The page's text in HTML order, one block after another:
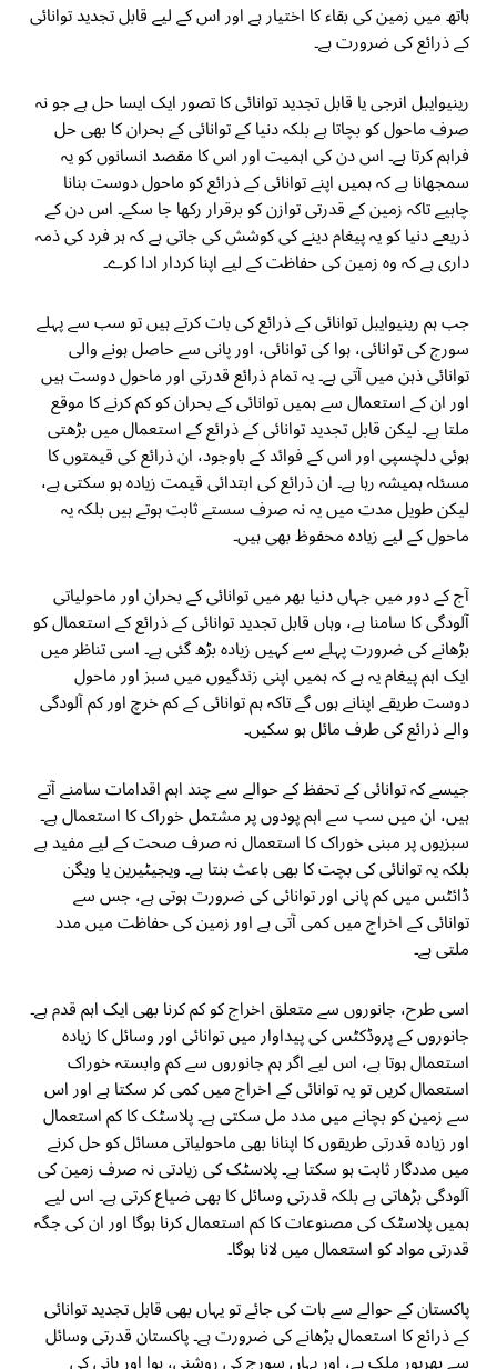
ہاتھ میں زمین کی بقاء کا اختیار ہے اور اس کے لیے قابل تجدید توانائی
کے ذرائع کی ضرورت ہے۔
رینیوایبل انرجی یا قابل تجدید توانائی کا تصور ایک ایسا حل ہے جو نہ
صرف ماحول کو بچاتا ہے بلکہ دنیا کے توانائی کے بحران کا بھی حل
فراہم کرتا ہے۔ اس دن کی اہمیت اور اس کا مقصد انسانوں کو یہ
سمجھانا ہے کہ ہمیں اپنے توانائی کے ذرائع کو ماحول دوست بنانا
چاہیے تاکہ زمین کے قدرتی توازن کو برقرار رکھا جا سکے۔ اس دن کے
ذریعے دنیا کو یہ پیغام دینے کی کوشش کی جاتی ہے کہ ہر فرد کی ذمہ
داری ہے کہ وہ زمین کی حفاظت کے لیے اپنا کردار ادا کرے۔
جب ہم رینیوایبل توانائی کے ذرائع کی بات کرتے ہیں تو سب سے پہلے
سورج کی توانائی، ہوا کی توانائی، اور پانی سے حاصل ہونے والی
توانائی ذہن میں آتی ہے۔ یہ تمام ذرائع قدرتی اور ماحول دوست ہیں
اور ان کے استعمال سے ہمیں توانائی کے بحران کو کم کرنے کا موقع
ملتا ہے۔ لیکن قابل تجدید توانائی کے ذرائع کے استعمال میں بڑھتی
ہوئی دلچسپی اور اس کے فوائد کے باوجود، ان ذرائع کی قیمتوں کا
مسئلہ ہمیشہ رہا ہے۔ ان ذرائع کی ابتدائی قیمت زیادہ ہو سکتی ہے،
لیکن طویل مدت میں یہ نہ صرف سستے ثابت ہوتے ہیں بلکہ یہ
ماحول کے لیے زیادہ محفوظ بھی ہیں۔
آج کے دور میں جہاں دنیا بھر میں توانائی کے بحران اور ماحولیاتی
آلودگی کا سامنا ہے، وہاں قابل تجدید توانائی کے ذرائع کے استعمال کو
بڑھانے کی ضرورت پہلے سے کہیں زیادہ بڑھ گئی ہے۔ اسی تناظر میں
ایک اہم پیغام یہ ہے کہ ہمیں اپنی زندگیوں میں سبز اور ماحول
دوست طریقے اپنانے ہوں گے تاکہ ہم توانائی کے کم خرچ اور کم آلودگی
والے ذرائع کی طرف مائل ہو سکیں۔
جیسے کہ توانائی کے تحفظ کے حوالے سے چند اہم اقدامات سامنے آتے
ہیں، ان میں سب سے اہم پودوں پر مشتمل خوراک کا استعمال ہے۔
سبزیوں پر مبنی خوراک کا استعمال نہ صرف صحت کے لیے مفید ہے
بلکہ یہ توانائی کی بچت کا بھی باعث بنتا ہے۔ ویجیٹیرین یا ویگن
ڈائٹس میں کم پانی اور توانائی کی ضرورت ہوتی ہے، جس سے
توانائی کے اخراج میں کمی آتی ہے اور زمین کی حفاظت میں مدد
ملتی ہے۔
اسی طرح، جانوروں سے متعلق اخراج کو کم کرنا بھی ایک اہم قدم ہے۔
جانوروں کے پروڈکٹس کی پیداوار میں توانائی اور وسائل کا زیادہ
استعمال ہوتا ہے، اس لیے اگر ہم جانوروں سے کم وابستہ خوراک
استعمال کریں تو یہ توانائی کے اخراج میں کمی کر سکتا ہے اور اس
سے زمین کو بچانے میں مدد مل سکتی ہے۔ پلاسٹک کا کم استعمال
اور زیادہ قدرتی طریقوں کا اپنانا بھی ماحولیاتی مسائل کو حل کرنے
میں مددگار ثابت ہو سکتا ہے۔ پلاسٹک کی زیادتی نہ صرف زمین کی
آلودگی بڑھاتی ہے بلکہ قدرتی وسائل کا بھی ضیاع کرتی ہے۔ اس لیے
ہمیں پلاسٹک کی مصنوعات کا کم استعمال کرنا ہوگا اور ان کی جگہ
قدرتی مواد کو استعمال میں لانا ہوگا۔
پاکستان کے حوالے سے بات کی جائے تو یہاں بھی قابل تجدید توانائی
کے ذرائع کا استعمال بڑھانے کی ضرورت ہے۔ پاکستان قدرتی وسائل